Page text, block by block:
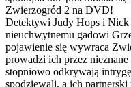
Zwierzogród 2 na DVD!
Detektywi Judy Hops i Nick
nieuchwytnemu gadowi
pojawienie się wywraca
prowadzi ich przez
stopniowo odkrywają
spodziewali, a ich partnerski